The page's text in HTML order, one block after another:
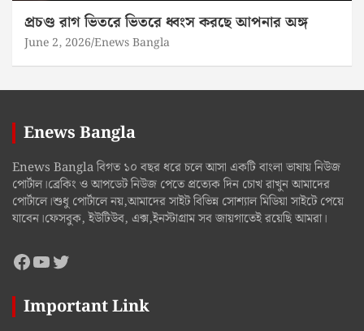
প্রচণ্ড রাগ ভিতরে ভিতরে ধ্বংস করছে আপনার অঙ্গ
June 2, 2026 Enews Bangla
Enews Bangla
Enews Bangla বিগত ১০ বছর ধরে চলে আসা একটি বাংলা ভাষায় নিউজ
পোর্টাল।ব্রেকিং ও আপডেট নিউজ পেতে প্রত্যেক দিন চোখ রাখুন আমাদের
পোর্টালে।শুধু পোর্টালে নয়,আমাদের সাইট বিভিন্ন সোশ্যাল মিডিয়া সাইটে পেয়ে
যাবেন।ফেসবুক, ইউটিউব, এক্স,ইনস্টাগ্রাম সব জায়গাতেই রয়েছি আমরা।
Facebook
YouTube
Twitter
Important Link